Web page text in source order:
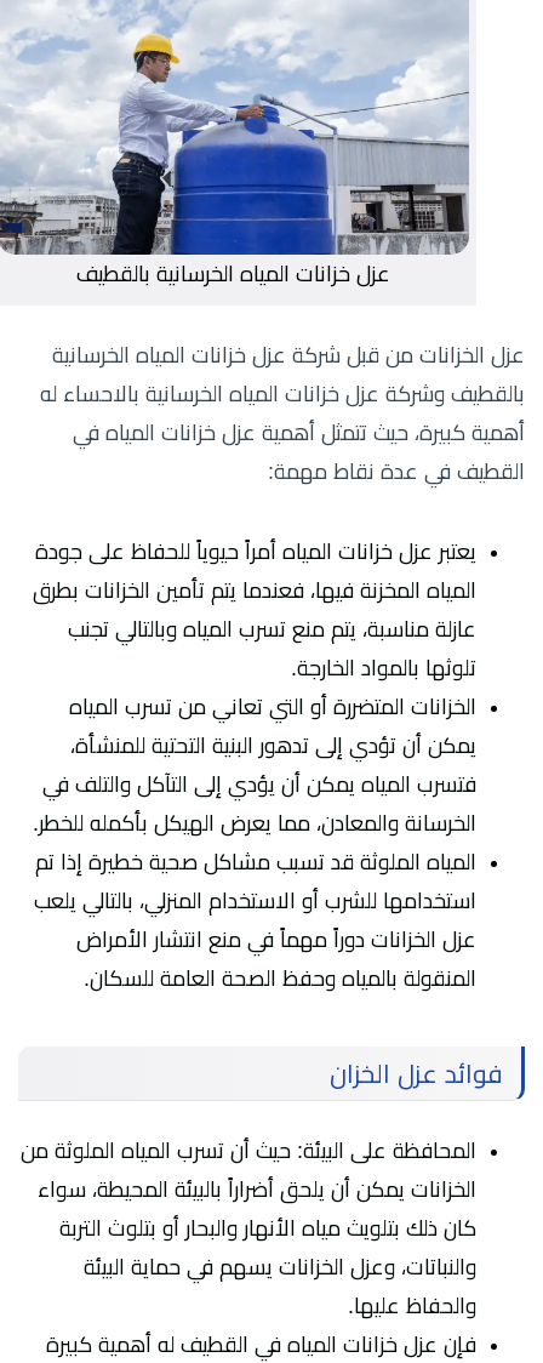
عزل خزانات المياه الخرسانية بالقطيف
عزل الخزانات من قبل شركة عزل خزانات المياه الخرسانية
بالقطيف و شركة عزل خزانات المياه الخرسانية بالاحساءله
أهمية كبيرة، حيث تتمثل أهمية عزل خزانات المياه في
القطيف في عدة نقاط مهمة:
يعتبر عزل خزانات المياه أمراً حيوياً للحفاظ على جودة
المياه المخزنة فيها، فعندما يتم تأمين الخزانات بطرق
عازلة مناسبة، يتم منع تسرب المياه وبالتالي تجنب
تلوثها بالمواد الخارجة.
الخزانات المتضررة أو التي تعاني من تسرب المياه
يمكن أن تؤدي إلى تدهور البنية التحتية للمنشأة،
فتسرب المياه يمكن أن يؤدي إلى التآكل والتلف في
الخرسانة والمعادن، مما يعرض الهيكل بأكمله للخطر.
المياه الملوثة قد تسبب مشاكل صحية خطيرة إذا تم
استخدامها للشرب أو الاستخدام المنزلي، بالتالي يلعب
عزل الخزانات دوراً مهماً في منع انتشار الأمراض
المنقولة بالمياه وحفظ الصحة العامة للسكان.
فوائد عزل الخزان
المحافظة على البيئة: حيث أن تسرب المياه الملوثة من
الخزانات يمكن أن يلحق أضراراً بالبيئة المحيطة، سواء
كان ذلك بتلويث مياه الأنهار والبحار أو بتلوث التربة
والنباتات، وعزل الخزانات يسهم في حماية البيئة
والحفاظ عليها.
فإن عزل خزانات المياه في القطيف له أهمية كبيرة